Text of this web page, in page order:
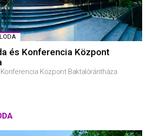
és Konferencia Központ
Központ Baktalórántháza